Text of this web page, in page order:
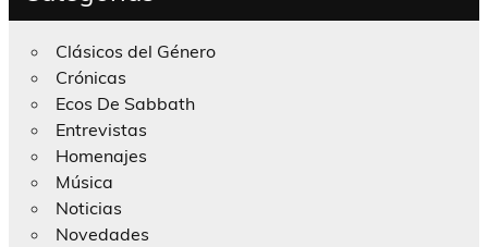
Clásicos del Género
Crónicas
Ecos De Sabbath
Entrevistas
Homenajes
Música
Noticias
Novedades